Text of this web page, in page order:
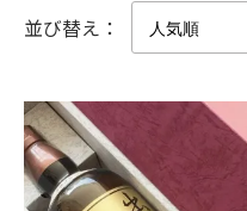
並び替え：